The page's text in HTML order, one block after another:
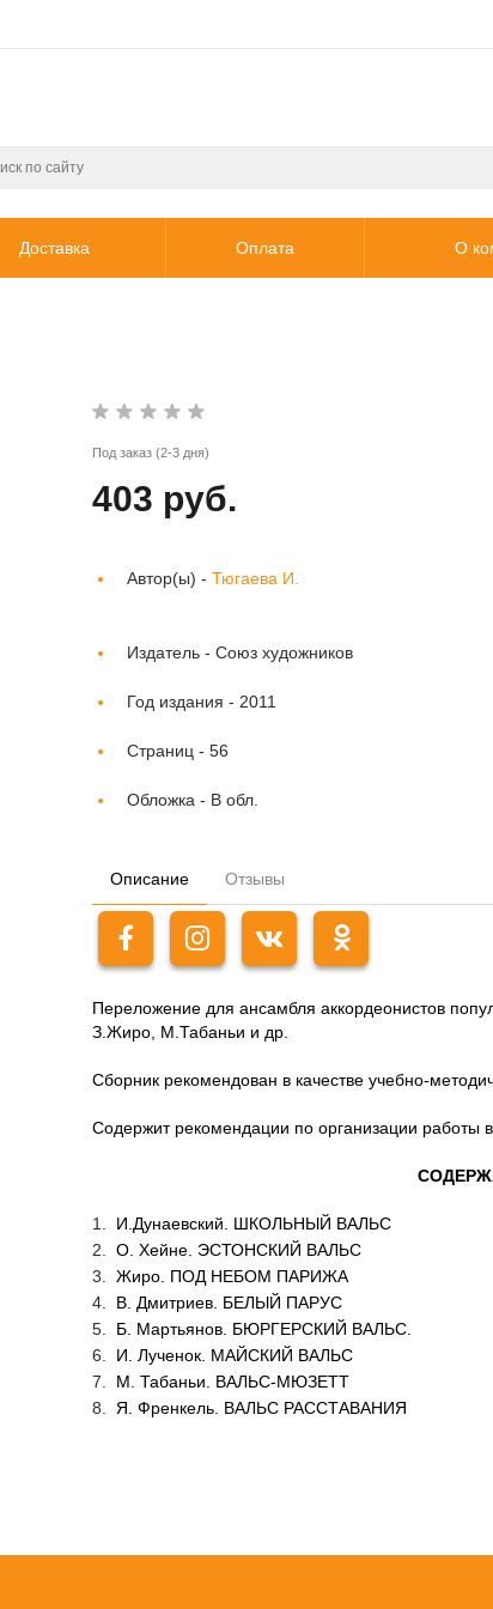
Доставка Оплата О
Под заказ (2-3 дня)
403 руб.
Автор(ы) - Тюгаева И.
Издатель - Союз художников
Год издания - 2011
Страниц - 56
Обложка - В обл.
Описание Отзывы
Переложение для ансамбля аккордеонистов
З.Жиро, М.Табаньи и др.
Сборник рекомендован в качестве учебно-
Содержит рекомендации по организации работы в
И.Дунаевский. ШКОЛЬНЫЙ ВАЛЬС
О. Хейне. ЭСТОНСКИЙ ВАЛЬС
Жиро. ПОД НЕБОМ ПАРИЖА
В. Дмитриев. БЕЛЫЙ ПАРУС
Б. Мартьянов. БЮРГЕРСКИЙ ВАЛЬС.
И. Лученок. МАЙСКИЙ ВАЛЬС
М. Табаньи. ВАЛЬС-МЮЗЕТТ
Я. Френкель. ВАЛЬС РАССТАВАНИЯ